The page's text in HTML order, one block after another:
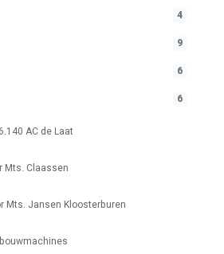
4
9
6
6
AC de Laat
Mts. Claassen
Mts. Jansen Kloosterburen